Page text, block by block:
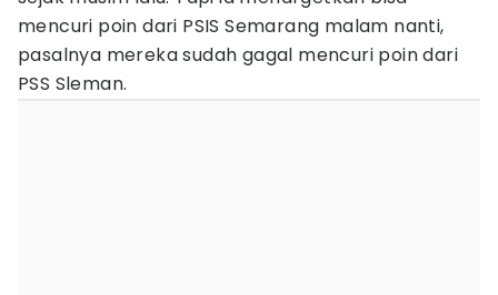
mencuri poin dari PSIS Semarang malam nanti,
pasalnya mereka sudah gagal mencuri poin dari
PSS Sleman.